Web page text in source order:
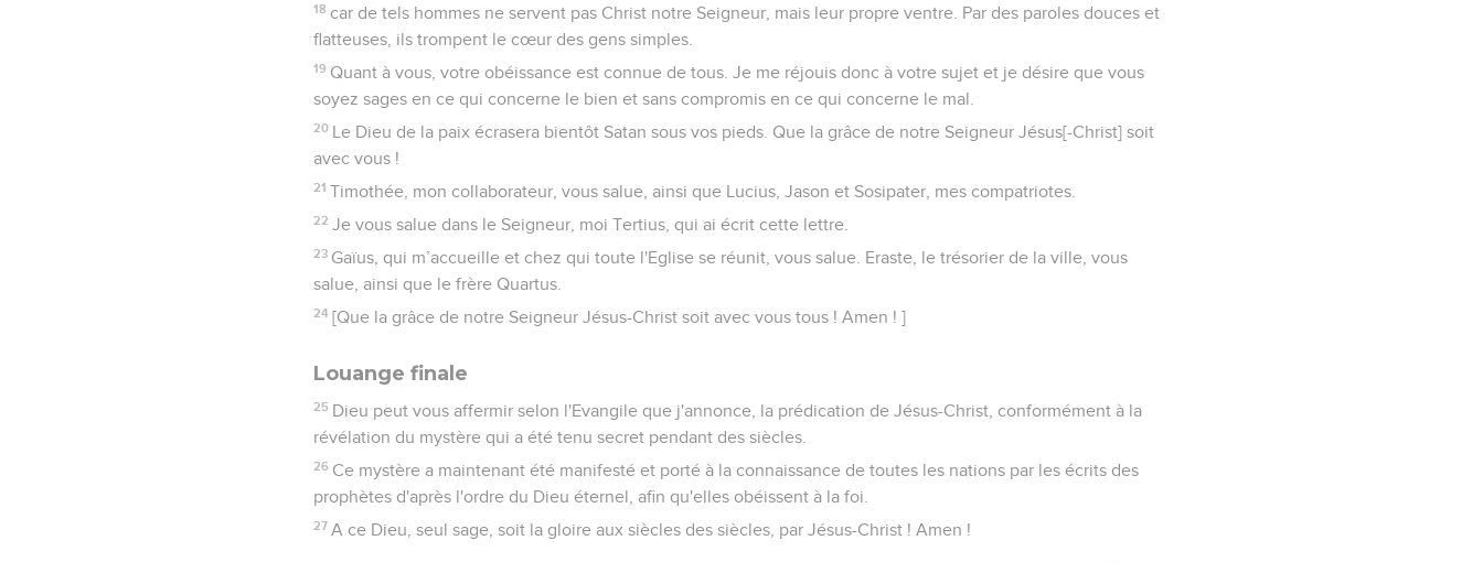
18 car de tels hommes ne servent pas Christ notre Seigneur, mais leur propre ventre. Par des paroles douces et
flatteuses, ils trompent le cœur des gens simples.
19 Quant à vous, votre obéissance est connue de tous. Je me réjouis donc à votre sujet et je désire que vous
soyez sages en ce qui concerne le bien et sans compromis en ce qui concerne le mal.
20 Le Dieu de la paix écrasera bientôt Satan sous vos pieds. Que la grâce de notre Seigneur Jésus[-Christ] soit
avec vous !
21 Timothée, mon collaborateur, vous salue, ainsi que Lucius, Jason et Sosipater, mes compatriotes.
22 Je vous salue dans le Seigneur, moi Tertius, qui ai écrit cette lettre.
23 Gaïus, qui m’accueille et chez qui toute l'Eglise se réunit, vous salue. Eraste, le trésorier de la ville, vous
salue, ainsi que le frère Quartus.
24 [Que la grâce de notre Seigneur Jésus-Christ soit avec vous tous ! Amen ! ]
Louange finale
25 Dieu peut vous affermir selon l'Evangile que j'annonce, la prédication de Jésus-Christ, conformément à la
révélation du mystère qui a été tenu secret pendant des siècles.
26 Ce mystère a maintenant été manifesté et porté à la connaissance de toutes les nations par les écrits des
prophètes d'après l'ordre du Dieu éternel, afin qu'elles obéissent à la foi.
27 A ce Dieu, seul sage, soit la gloire aux siècles des siècles, par Jésus-Christ ! Amen !